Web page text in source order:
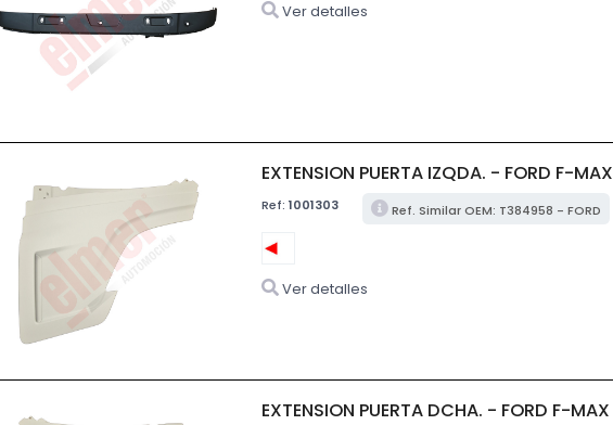
Ver detalles
EXTENSION PUERTA IZQDA. - FORD F-MAX
Ref:1001303 Ref. Similar OEM: T384958 - FORD
Ver detalles
EXTENSION PUERTA DCHA. - FORD F-MAX